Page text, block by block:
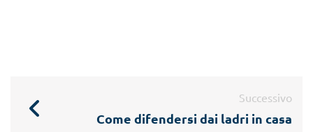
Successivo
Come difendersi dai ladri in casa